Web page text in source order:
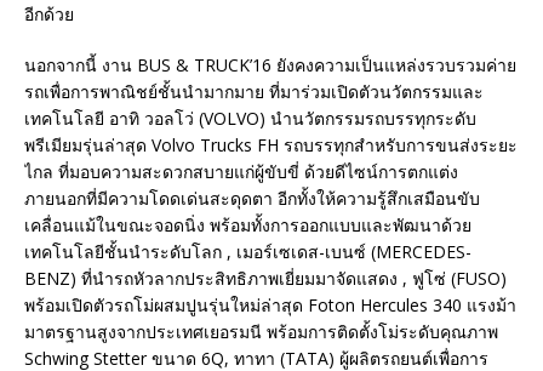
อีกด้วย
นอกจากนี้ งาน BUS & TRUCK’16 ยังคงความเป็นแหล่งรวบรวมค่าย
รถเพื่อการพาณิชย์ชั้นนำมากมาย ที่มาร่วมเปิดตัวนวัตกรรมและ
เทคโนโลยี อาทิ วอลโว่ (VOLVO) นำนวัตกรรมรถบรรทุกระดับ
พรีเมียมรุ่นล่าสุด Volvo Trucks FH รถบรรทุกสำหรับการขนส่งระยะ
ไกล ที่มอบความสะดวกสบายแก่ผู้ขับขี่ ด้วยดีไซน์การตกแต่ง
ภายนอกที่มีความโดดเด่นสะดุดตา อีกทั้งให้ความรู้สึกเสมือนขับ
เคลื่อนแม้ในขณะจอดนิ่ง พร้อมทั้งการออกแบบและพัฒนาด้วย
เทคโนโลยีชั้นนำระดับโลก , เมอร์เซเดส-เบนซ์ (MERCEDES-
BENZ) ที่นำรถหัวลากประสิทธิภาพเยี่ยมมาจัดแสดง , ฟูโซ่ (FUSO)
พร้อมเปิดตัวรถโม่ผสมปูนรุ่นใหม่ล่าสุด Foton Hercules 340 แรงม้า
มาตรฐานสูงจากประเทศเยอรมนี พร้อมการติดตั้งโม่ระดับคุณภาพ
Schwing Stetter ขนาด 6Q, ทาทา (TATA) ผู้ผลิตรถยนต์เพื่อการ